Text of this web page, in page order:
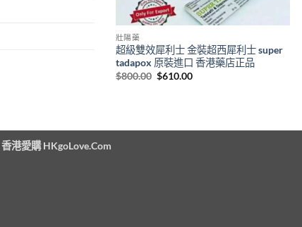
壯陽藥
超級雙效犀利士 金裝超西犀利士 super
tadapox 原裝進口 香港藥店正品
$800.00 Original
$610.00Current
香港愛購 HKgoLove.Com